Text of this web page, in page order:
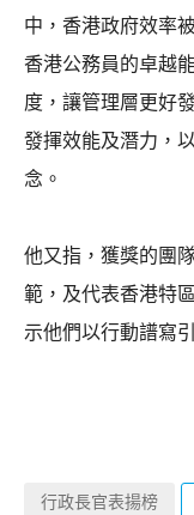
中，香港政府效率
香港公務員的卓越
度，讓管理層更好
發揮效能及潛力，
念。
他又指，獲獎的團
範，及代表香港特
示他們以行動譜寫
行政長官表揚榜